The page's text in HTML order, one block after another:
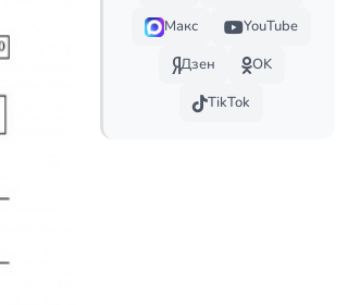
Макс
YouTube
Дзен
OK
TikTok